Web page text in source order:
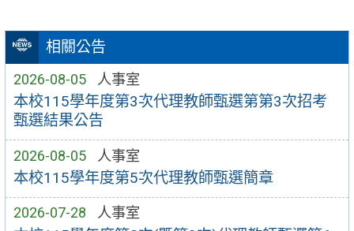
相關公告
2026-08-05 人事室
本校115學年度第3次代理教師甄選第第3次招考
甄選結果公告
2026-08-05 人事室
本校115學年度第5次代理教師甄選簡章
2026-07-28 人事室